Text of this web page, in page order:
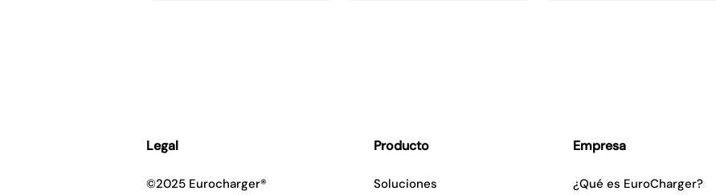
Legal
©2025 Eurocharger®
Producto
Soluciones
Empresa
¿Qué es EuroCharger?